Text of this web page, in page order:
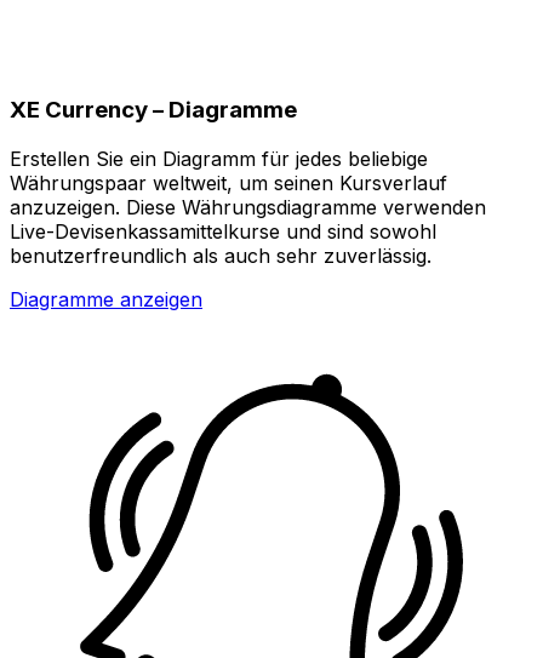
XE Currency – Diagramme
Erstellen Sie ein Diagramm für jedes beliebige
Währungspaar weltweit, um seinen Kursverlauf
anzuzeigen. Diese Währungsdiagramme verwenden
Live-Devisenkassamittelkurse und sind sowohl
benutzerfreundlich als auch sehr zuverlässig.
Diagramme anzeigen